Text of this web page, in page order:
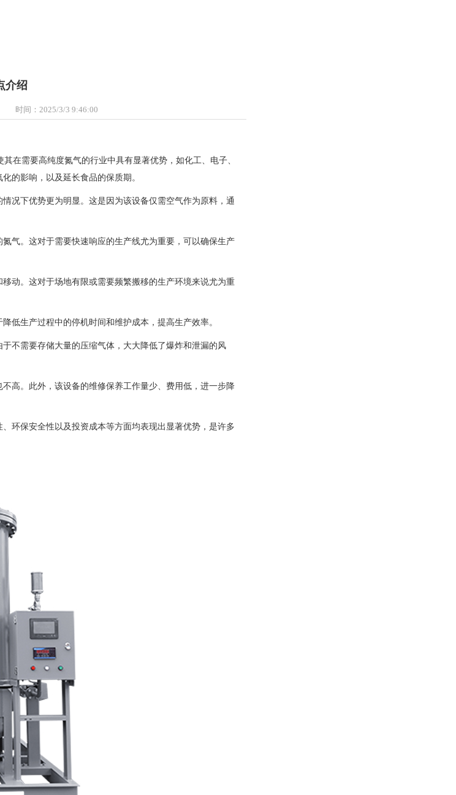
介绍
时间：2025/3/3 9:46:00
在需要高纯度氮气的行业中具有显著优势，如化工、电子、
的影响，以及延长食品的保质期。
况下优势更为明显。这是因为该设备仅需空气作为原料，通
气。这对于需要快速响应的生产线尤为重要，可以确保生产
动。这对于场地有限或需要频繁搬移的生产环境来说尤为重
低生产过程中的停机时间和维护成本，提高生产效率。
不需要存储大量的压缩气体，大大降低了爆炸和泄漏的风
高。此外，该设备的维修保养工作量少、费用低，进一步降
环保安全性以及投资成本等方面均表现出显著优势，是许多